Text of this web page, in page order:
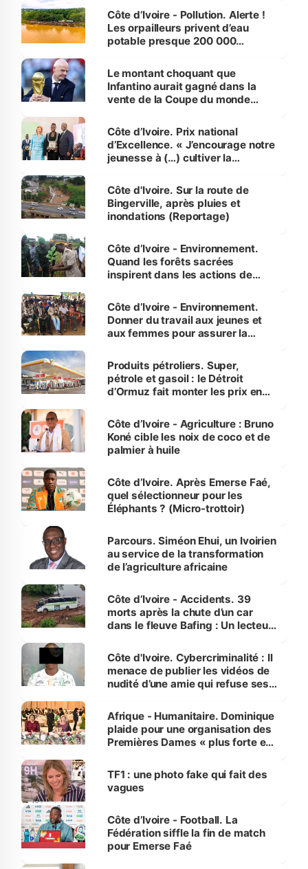
Côte d’Ivoire - Pollution. Alerte !
Les orpailleurs privent d’eau
potable presque 200 000
Le montant choquant que
Infantino aurait gagné dans la
vente de la Coupe du monde
Côte d’Ivoire. Prix national
d’Excellence. « J’encourage notre
jeunesse à (…) cultiver la
(Alassane Ouattara
Côte d'Ivoire. Sur la route de
Bingerville, après pluies et
inondations (Reportage)
Côte d’Ivoire - Environnement.
Quand les forêts sacrées
inspirent dans les actions de
Côte d’Ivoire - Environnement.
Donner du travail aux jeunes et
aux femmes pour assurer la
menacées
Produits pétroliers. Super,
pétrole et gasoil : le Détroit
d’Ormuz fait monter les prix en
Côte d’Ivoire - Agriculture : Bruno
Koné cible les noix de coco et de
palmier à huile
Côte d’Ivoire. Après Emerse Faé,
quel sélectionneur pour les
Éléphants ? (Micro-trottoir)
Parcours. Siméon Ehui, un Ivoirien
au service de la transformation
de l’agriculture africaine
Côte d’Ivoire - Accidents. 39
morts après la chute d’un car
dans le fleuve Bafing : Un lecteur
des Transports
Côte d'Ivoire. Cybercriminalité : Il
menace de publier les vidéos de
nudité d’une amie qui refuse ses
Afrique - Humanitaire. Dominique
plaide pour une organisation des
Premières Dames « plus forte et
sur la scène internationale »
TF1 : une photo fake qui fait des
vagues
Côte d’Ivoire - Football. La
Fédération siffle la fin de match
pour Emerse Faé